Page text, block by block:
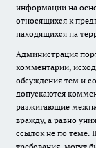
информации на
относящихся к
находящихся на
Администрация
комментарии,
обсуждения тем и
допускаются
разжигающие
вражду, а равно
ссылок не по теме.